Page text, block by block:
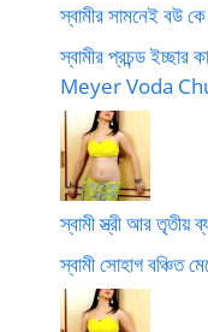
স্বামীর সামনেই
স্বামীর প্রচন্ড
Meyer Voda
স্বামী স্ত্রী আর তৃতীয়
স্বামী সোহাগ বঞ্চিত